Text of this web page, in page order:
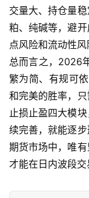
黄
金
期
货
交量大、持仓量
粕、纯碱等，避
点风险和流动性风
总而言之，2026
繁为简、有规可
和完美的胜率，只
止损止盈四大模
续完善，就能逐
期货市场中，唯有
才能在日内波段交